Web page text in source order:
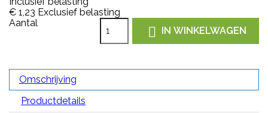
€ 1,23 Exclusief belasting
Aantal
 IN WINKELWAGEN
Omschrijving
Productdetails